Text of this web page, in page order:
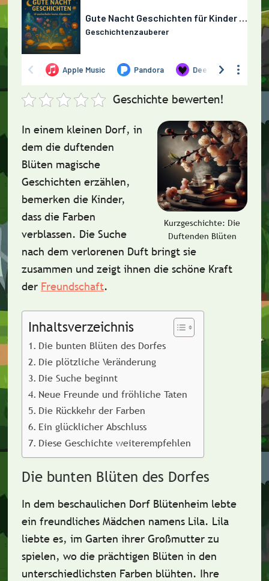
Geschichte bewerten!
Kurzgeschichte: Die
Duftenden Blüten
In einem kleinen Dorf, in
dem die duftenden
Blüten magische
Geschichten erzählen,
bemerken die Kinder,
dass die Farben
verblassen. Die Suche
nach dem verlorenen Duftbringt sie
zusammen und zeigt ihnen die schöne Kraft
der Freundschaft.
Inhaltsverzeichnis
Die bunten Blüten des Dorfes
Die plötzliche Veränderung
Die Suche beginnt
Neue Freunde und fröhliche Taten
Die Rückkehr der Farben
Ein glücklicher Abschluss
Diese Geschichte weiterempfehlen
Die bunten Blüten des Dorfes
In dem beschaulichen Dorf Blütenheim lebte
ein freundliches Mädchen namens Lila. Lila
liebte es, im Garten ihrer Großmutter zu
spielen, wo die prächtigen Blüten in den
unterschiedlichsten Farben blühten. Ihre